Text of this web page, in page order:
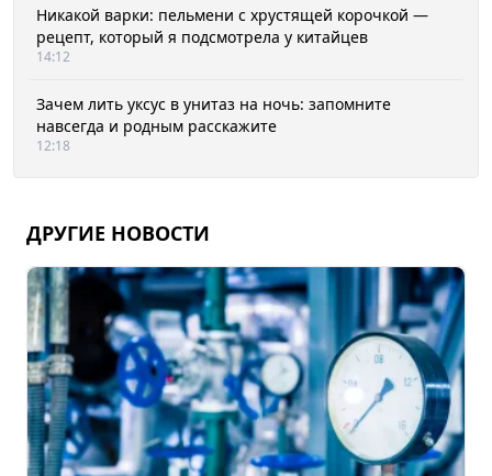
Никакой варки: пельмени с хрустящей корочкой —
рецепт, который я подсмотрела у китайцев
14:12
Зачем лить уксус в унитаз на ночь: запомните
навсегда и родным расскажите
12:18
ДРУГИЕ НОВОСТИ